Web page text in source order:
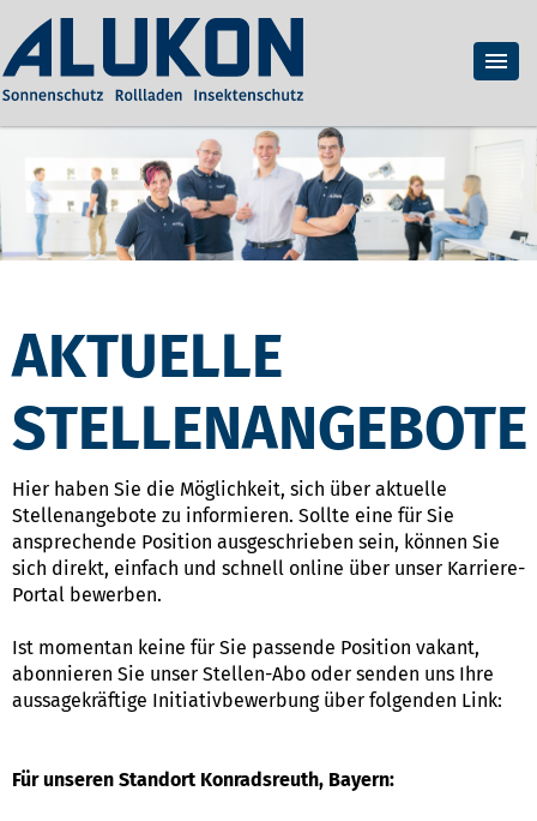
AKTUELLE
STELLENANGEBOTE
Hier haben Sie die Möglichkeit, sich über aktuelle
Stellenangebote zu informieren. Sollte eine für Sie
ansprechende Position ausgeschrieben sein, können Sie
sich direkt, einfach und schnell online über unser Karriere-
Portal bewerben.
Ist momentan keine für Sie passende Position vakant,
abonnieren Sie unser Stellen-Abo oder senden uns Ihre
aussagekräftige Initiativbewerbung über folgenden Link:
Für unseren Standort Konradsreuth, Bayern: